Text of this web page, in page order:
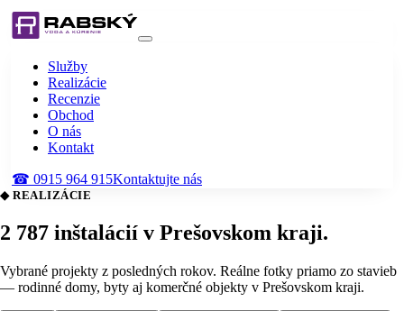
Služby
Realizácie
Recenzie
Obchod
O nás
Kontakt
☎ 0915 964 915Kontaktujte nás
◆ REALIZÁCIE
2 787 inštalácií v Prešovskom kraji.
Vybrané projekty z posledných rokov. Reálne fotky priamo zo stavieb
— rodinné domy, byty aj komerčné objekty v Prešovskom kraji.